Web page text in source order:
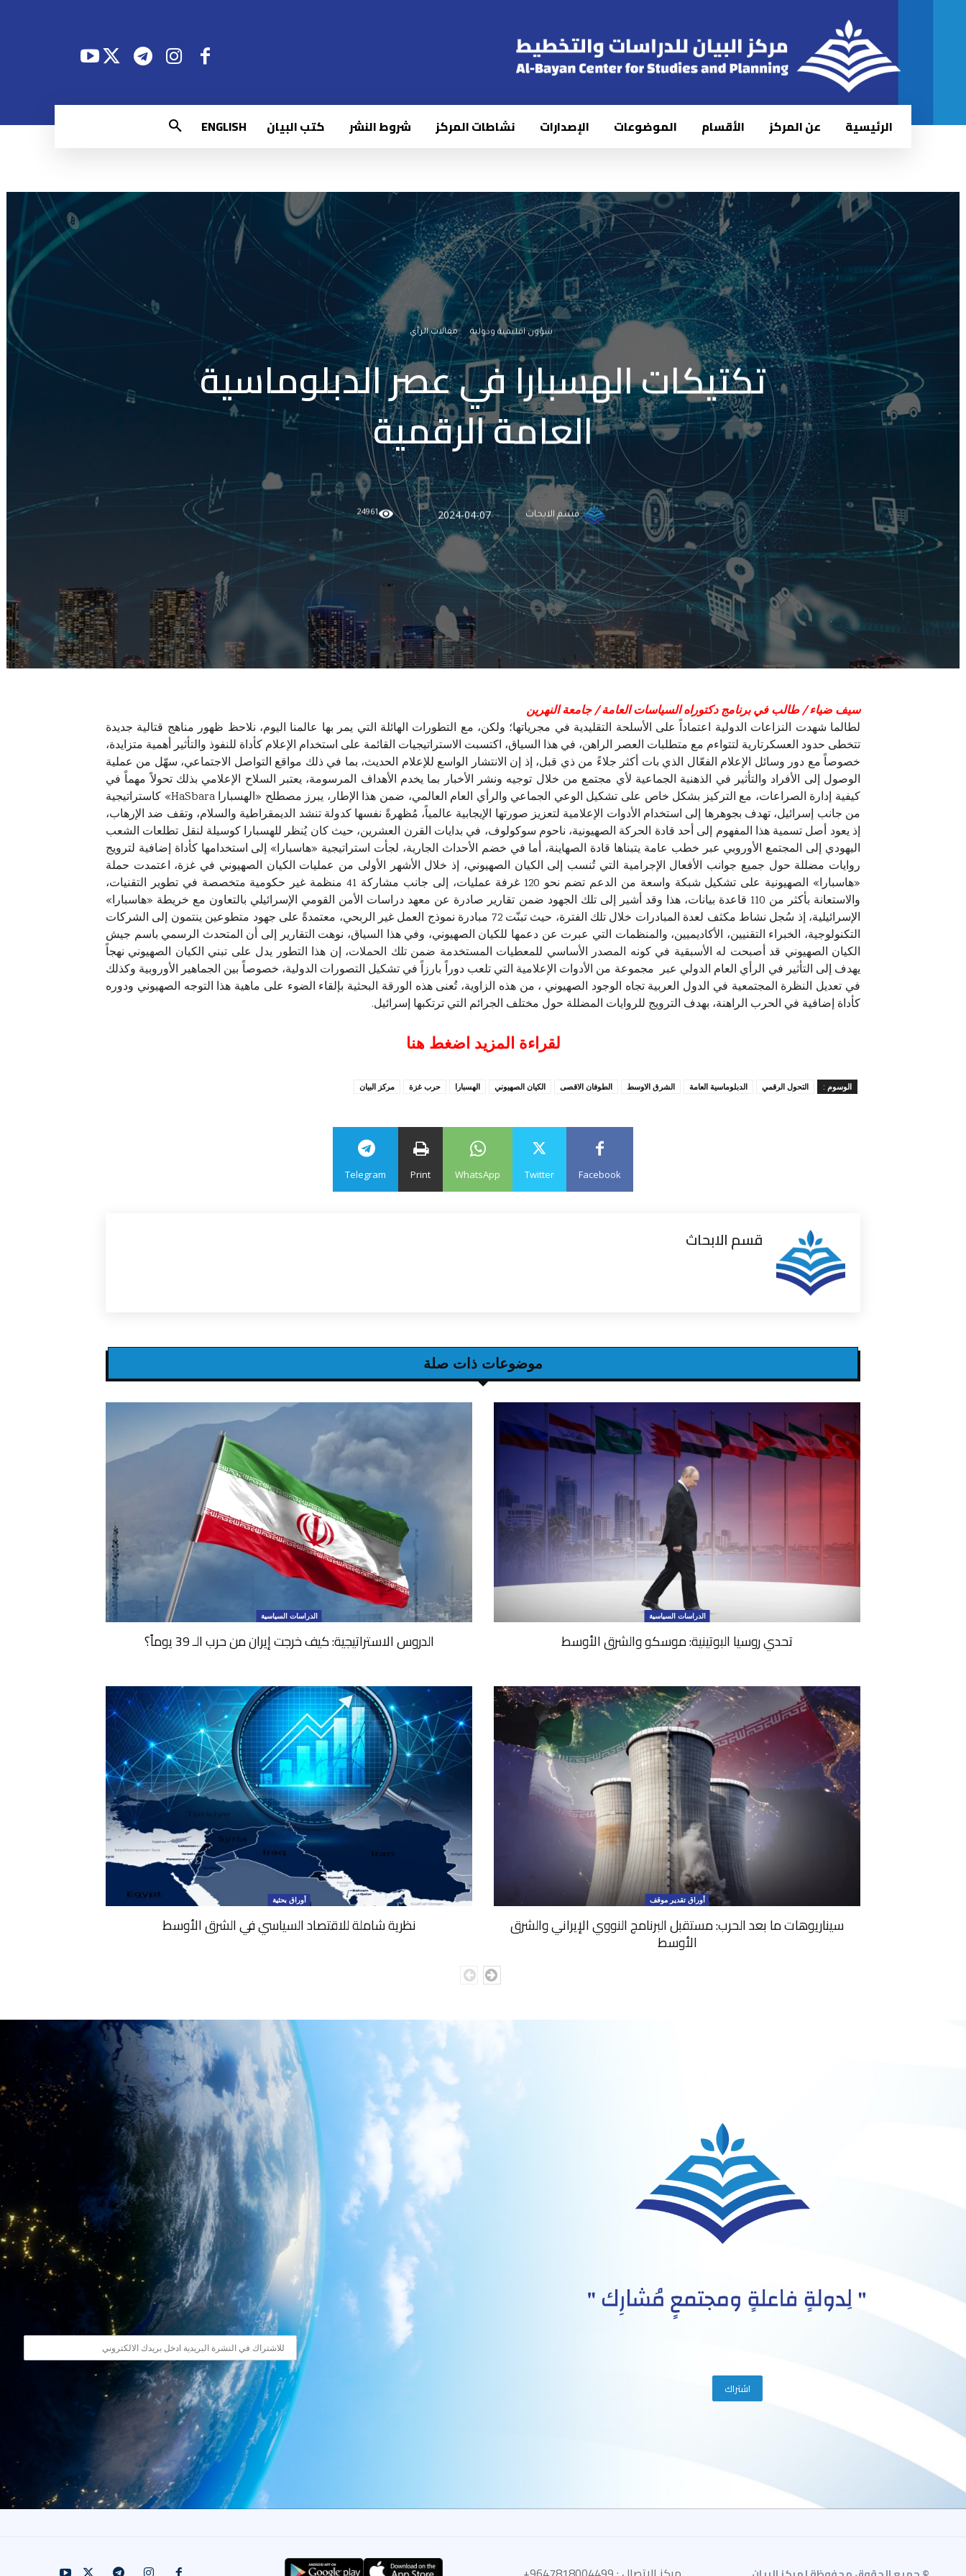
الرئيسية عن المركز الأقسام الموضوعات الإصدارات نشاطات المركز شروط النشر كتب البيان ENGLISH
شؤون اقليمية ودولية مقالات الرأي
تكتيكات الهسبارا في عصر الدبلوماسية
العامة الرقمية
قسم الابحاث 2024-04-07
24961
سيف ضياء / طالب في برنامج دكتوراه السياسات العامة / جامعة النهرين
لطالما شهدت النزاعات الدولية اعتماداً على الأسلحة التقليدية في مجرياتها؛ ولكن، مع التطورات الهائلة التي يمر بها عالمنا اليوم، نلاحظ ظهور مناهج قتالية جديدة
تتخطى حدود العسكرتارية لتتواءم مع متطلبات العصر الراهن، في هذا السياق، اكتسبت الاستراتيجيات القائمة على استخدام الإعلام كأداة للنفوذ والتأثير أهمية متزايدة،
خصوصاً مع دور وسائل الإعلام الفعّال الذي بات أكثر جلاءً من ذي قبل، إذ إن الانتشار الواسع للإعلام الحديث، بما في ذلك مواقع التواصل الاجتماعي، سهّل من عملية
الوصول إلى الأفراد والتأثير في الذهنية الجماعية لأي مجتمع من خلال توجيه ونشر الأخبار بما يخدم الأهداف المرسومة، يعتبر السلاح الإعلامي بذلك تحولاً مهماً في
كيفية إدارة الصراعات، مع التركيز بشكل خاص على تشكيل الوعي الجماعي والرأي العام العالمي، ضمن هذا الإطار، يبرز مصطلح «الهسبارا HaSbara» كاستراتيجية
من جانب إسرائيل، تهدف بجوهرها إلى استخدام الأدوات الإعلامية لتعزيز صورتها الإيجابية عالمياً، مُظهرةً نفسها كدولة تنشد الديمقراطية والسلام، وتقف ضد الإرهاب،
إذ يعود أصل تسمية هذا المفهوم إلى أحد قادة الحركة الصهيونية، ناحوم سوكولوف، في بدايات القرن العشرين، حيث كان يُنظر للهسبارا كوسيلة لنقل تطلعات الشعب
اليهودي إلى المجتمع الأوروبي عبر خطب عامة يتبناها قادة الصهاينة، أما في خضم الأحداث الجارية، لجأت استراتيجية «هاسبارا» إلى استخدامها كأداة إضافية لترويج
روايات مضللة حول جميع جوانب الأفعال الإجرامية التي تُنسب إلى الكيان الصهيوني، إذ خلال الأشهر الأولى من عمليات الكيان الصهيوني في غزة، اعتمدت حملة
«هاسبارا» الصهيونية على تشكيل شبكة واسعة من الدعم تضم نحو 120 غرفة عمليات، إلى جانب مشاركة 41 منظمة غير حكومية متخصصة في تطوير التقنيات،
والاستعانة بأكثر من 110 قاعدة بيانات، هذا وقد أشير إلى تلك الجهود ضمن تقارير صادرة عن معهد دراسات الأمن القومي الإسرائيلي بالتعاون مع خريطة «هاسبارا»
الإسرائيلية، إذ سُجل نشاط مكثف لعدة المبادرات خلال تلك الفترة، حيث تبنّت 72 مبادرة نموذج العمل غير الربحي، معتمدةً على جهود متطوعين ينتمون إلى الشركات
التكنولوجية، الخبراء التقنيين، الأكاديميين، والمنظمات التي عبرت عن دعمها للكيان الصهيوني، وفي هذا السياق، نوهت التقارير إلى أن المتحدث الرسمي باسم جيش
الكيان الصهيوني قد أصبحت له الأسبقية في كونه المصدر الأساسي للمعطيات المستخدمة ضمن تلك الحملات، إن هذا التطور يدل على تبني الكيان الصهيوني نهجاً
يهدف إلى التأثير في الرأي العام الدولي عبر مجموعة من الأدوات الإعلامية التي تلعب دوراً بارزاً في تشكيل التصورات الدولية، خصوصاً بين الجماهير الأوروبية وكذلك
في تعديل النظرة المجتمعية في الدول العربية تجاه الوجود الصهيوني ، من هذه الزاوية، تُعنى هذه الورقة البحثية بإلقاء الضوء على ماهية هذا التوجه الصهيوني ودوره
كأداة إضافية في الحرب الراهنة، بهدف الترويج للروايات المضللة حول مختلف الجرائم التي ترتكبها إسرائيل.
لقراءة المزيد اضغط هنا
الوسوم : التحول الرقمي الدبلوماسية العامة الشرق الاوسط الطوفان الاقصى الكيان الصهيوني الهسبارا حرب غزة مركز البيان
Facebook
Twitter
WhatsApp
Print
Telegram
قسم الابحاث
موضوعات ذات صلة
الدراسات السياسية
تحدي روسيا البوتينية: موسكو والشرق الأوسط
الدراسات السياسية
الدروس الاستراتيجية: كيف خرجت إيران من حرب الـ 39 يوماً؟
أوراق تقدير موقف
سيناريوهات ما بعد الحرب: مستقبل البرنامج النووي الإيراني والشرق
الأوسط
أوراق بحثية
نظرية شاملة للاقتصاد السياسي في الشرق الأوسط